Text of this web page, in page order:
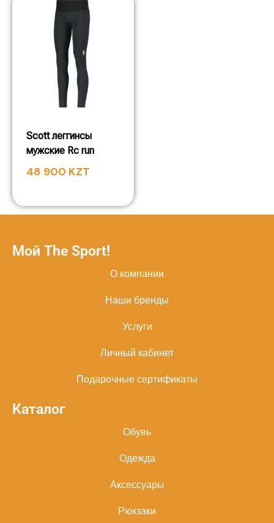
Scott леггинсы
мужские Rc run
48 900 KZT
Мой The Sport!
О компании
Наши бренды
Услуги
Личный кабинет
Подарочные сертификаты
Каталог
Обувь
Одежда
Аксессуары
Рюкзаки